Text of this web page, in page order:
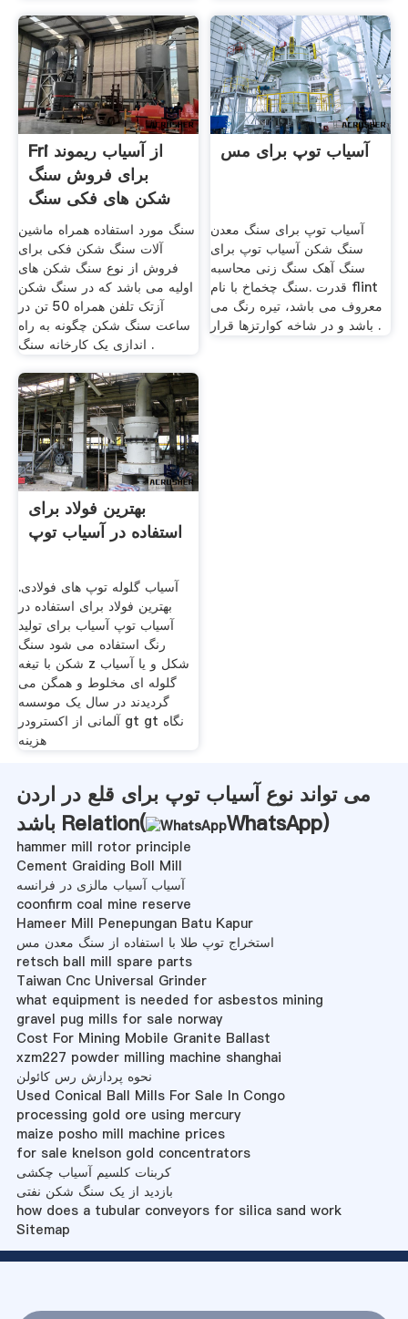
Fri از آسیاب ریموند
برای فروش سنگ
شکن های فکی سنگ
شکن
سنگ مورد استفاده همراه ماشین
آلات سنگ شکن فکی برای
فروش از نوع سنگ شکن های
اولیه می باشد که در سنگ شکن
آزتک تلفن همراه 50 تن در
ساعت سنگ شکن چگونه به راه
اندازی یک کارخانه سنگ .
آسیاب توپ برای مس
آسیاب توپ برای سنگ معدن
سنگ شکن آسیاب توپ برای
سنگ آهک سنگ زنی محاسبه
قدرت .سنگ چخماخ با نام flint
معروف می باشد، تیره رنگ می
باشد و در شاخه کوارتزها قرار .
بهترین فولاد برای
استفاده در آسیاب توپ
آسیاب گلوله توپ های فولادی.
بهترین فولاد برای استفاده در
آسیاب توپ آسیاب برای تولید
رنگ استفاده می شود سنگ
شکن با تیغه z شکل و یا آسیاب
گلوله ای مخلوط و همگن می
گردیدند در سال یک موسسه
آلمانی از اکسترودر gt gt نگاه
هزینه
می تواند نوع آسیاب توپ برای قلع در اردن
باشد Relation(
WhatsApp)
hammer mill rotor principle
Cement Graiding Boll Mill
آسیاب آسیاب مالزی در فرانسه
coonfirm coal mine reserve
Hameer Mill Penepungan Batu Kapur
استخراج توپ طلا با استفاده از سنگ معدن مس
retsch ball mill spare parts
Taiwan Cnc Universal Grinder
what equipment is needed for asbestos mining
gravel pug mills for sale norway
Cost For Mining Mobile Granite Ballast
xzm227 powder milling machine shanghai
نحوه پردازش رس کائولن
Used Conical Ball Mills For Sale In Congo
processing gold ore using mercury
maize posho mill machine prices
for sale knelson gold concentrators
کربنات کلسیم آسیاب چکشی
بازدید از یک سنگ شکن نفتی
how does a tubular conveyors for silica sand work
Sitemap